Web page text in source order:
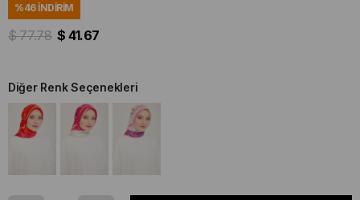
%46İNDIRIM
$ 77.78 $ 41.67
Diğer Renk Seçenekleri